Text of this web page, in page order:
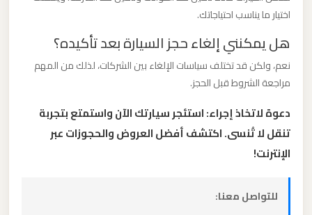
اختيار ما يناسب احتياجاتك.
هل يمكنني إلغاء حجز السيارة بعد تأكيده؟
نعم، ولكن قد تختلف سياسات الإلغاء بين الشركات، لذلك من المهم
مراجعة الشروط قبل الحجز.
دعوة لاتخاذ إجراء: استئجر سيارتك الآن واستمتع بتجربة
تنقل لا تُنسى. اكتشف أفضل العروض والحجوزات عبر
الإنترنت!
للتواصل معنا:
الدولي
ليموزين
مطار
العرب
الاسكندرية